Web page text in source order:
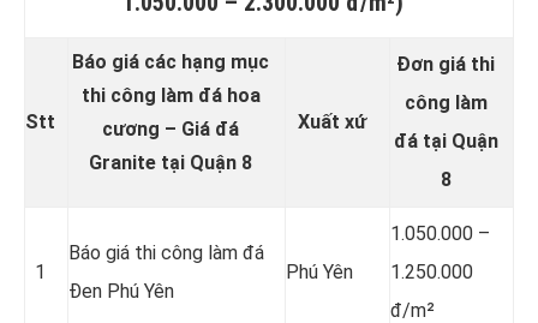
Stt
Báo giá các hạng mục
thi công làm đá hoa
cương – Giá đá
Granite tại Quận 8
Xuất xứ
Đơn giá thi
công làm
đá tại Quận
8
1
Báo giá thi công làm đá
Đen Phú Yên
Phú Yên
1.050.000 –
1.250.000
đ/m²